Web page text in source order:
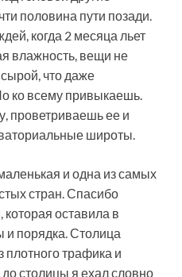
половина пути позади.
когда 2 месяца льет
влажность, вещи не
сырой, что даже
ко всему привыкаешь.
проветриваешь ее и
широты.
и одна из самых
стран. Спасибо
оставила в
и порядка. Столица
плотного трафика и
столицы я ехал словно